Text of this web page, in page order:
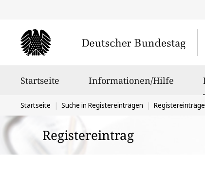
Startseite Informationen/Hilfe
Sie
befinden
sich
hier:
Startseite Suche in Registereinträgen Registereinträge
Registereintrag